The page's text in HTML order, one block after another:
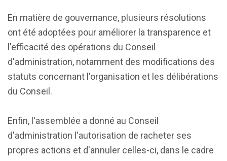
En matière de gouvernance, plusieurs résolutions
ont été adoptées pour améliorer la transparence et
l'efficacité des opérations du Conseil
d'administration, notamment des modifications des
statuts concernant l'organisation et les délibérations
du Conseil.
Enfin, l'assemblée a donné au Conseil
d'administration l'autorisation de racheter ses
propres actions et d'annuler celles-ci, dans le cadre